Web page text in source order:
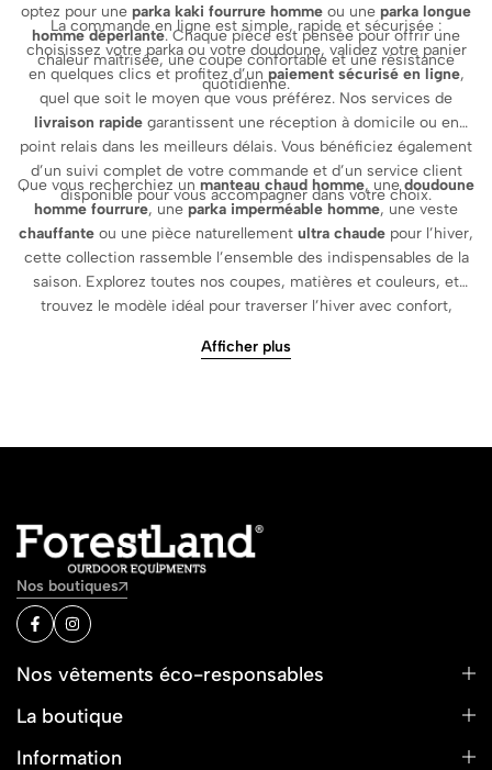
optez pour une parka kaki fourrure homme ou une parka longue
homme déperlante. Chaque pièce est pensée pour offrir une
chaleur maîtrisée, une coupe confortable et une résistance
quotidienne.
La commande en ligne est simple, rapide et sécurisée :
choisissez votre parka ou votre doudoune, validez votre panier
en quelques clics et profitez d’un paiement sécurisé en ligne,
quel que soit le moyen que vous préférez. Nos services de
livraison rapidegarantissent une réception à domicile ou en
point relais dans les meilleurs délais. Vous bénéficiez également
d’un suivi complet de votre commande et d’un service client
disponible pour vous accompagner dans votre choix.
Que vous recherchiez un manteau chaud homme, unedoudoune
homme fourrure, une parka imperméable homme, une veste
chauffante ou une pièce naturellement ultra chaude pour l’hiver,
cette collection rassemble l’ensemble des indispensables de la
saison. Explorez toutes nos coupes, matières et couleurs, et
trouvez le modèle idéal pour traverser l’hiver avec confort,
Afficher plus
Nos boutiques
Nos vêtements éco-responsables
La boutique
Information